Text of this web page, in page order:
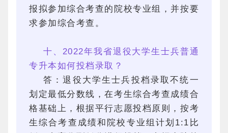
报拟参加综合考查的院校专业组，并按要
求参加综合考查。
十、2022年我省退役大学生士兵普通
专升本如何投档录取？
答：退役大学生士兵投档录取不统一
划定最低分数线，在考生综合考查成绩合
格基础上，根据平行志愿投档原则，按考
生综合考查成绩和院校专业组计划1:1比